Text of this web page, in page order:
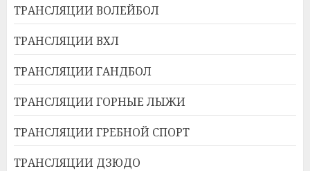
ТРАНСЛЯЦИИ ВОЛЕЙБОЛ
ТРАНСЛЯЦИИ ВХЛ
ТРАНСЛЯЦИИ ГАНДБОЛ
ТРАНСЛЯЦИИ ГОРНЫЕ ЛЫЖИ
ТРАНСЛЯЦИИ ГРЕБНОЙ СПОРТ
ТРАНСЛЯЦИИ ДЗЮДО